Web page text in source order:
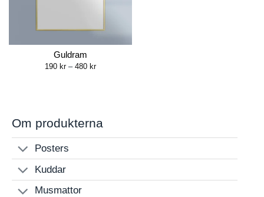
Guldram
190 kr – 480 krPrice
Om produkterna
Posters
Kuddar
Musmattor